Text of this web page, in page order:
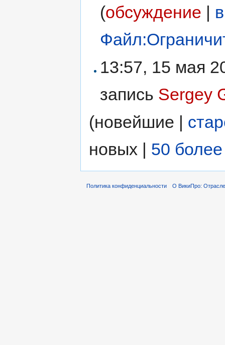
(обсуждение |
13:57, 15 мая
запись Sergey
(новейшие |
новых | 50
Политика конфиденциальности О ВикиПро: